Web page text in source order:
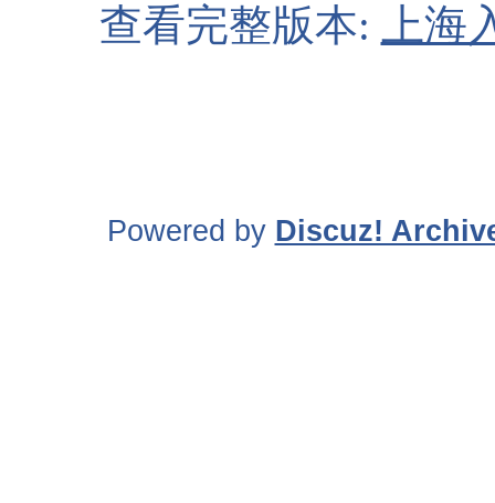
查看完整版本:
上
Powered by Discuz!